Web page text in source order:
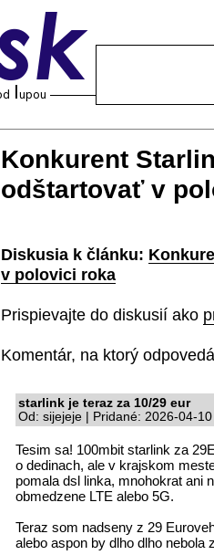
Konkurent
odštartovať v
Diskusia k článku:
v polovici roka
Prispievajte do diskusií ako
Komentár, na ktorý
starlink je teraz za 10/29 eur
Od: sijejeje | Pridané: 2026-04-
Tesim sa! 100mbit starlink za
o dedinach, ale v krajskom
pomala dsl linka, mnohokrat ani
obmedzene LTE alebo 5G.
Teraz som nadseny z 29
alebo aspon by dlho dlho